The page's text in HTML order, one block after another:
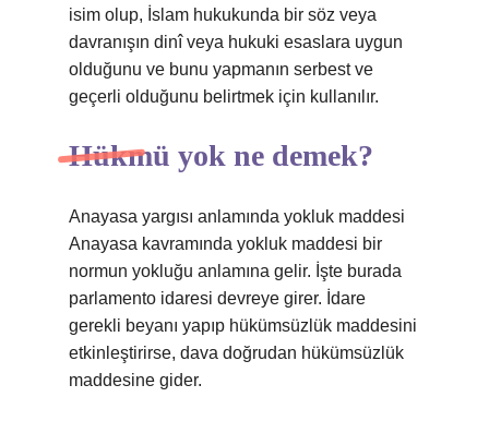
isim olup, İslam hukukunda bir söz veya
davranışın dinî veya hukuki esaslara uygun
olduğunu ve bunu yapmanın serbest ve
geçerli olduğunu belirtmek için kullanılır.
Hükmü yok ne demek?
Anayasa yargısı anlamında yokluk maddesi
Anayasa kavramında yokluk maddesi bir
normun yokluğu anlamına gelir. İşte burada
parlamento idaresi devreye girer. İdare
gerekli beyanı yapıp hükümsüzlük maddesini
etkinleştirirse, dava doğrudan hükümsüzlük
maddesine gider.